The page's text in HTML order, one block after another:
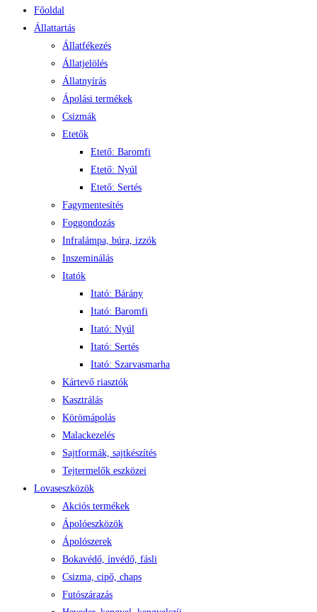
Főoldal
Állattartás
Állatfékezés
Állatjelölés
Állatnyírás
Ápolási termékek
Csizmák
Etetők
Etető: Baromfi
Etető: Nyúl
Etető: Sertés
Fagymentesítés
Foggondozás
Infralámpa, búra, izzók
Inszeminálás
Itatók
Itató: Bárány
Itató: Baromfi
Itató: Nyúl
Itató: Sertés
Itató: Szarvasmarha
Kártevő riasztók
Kasztrálás
Körömápolás
Malackezelés
Sajtformák, sajtkészítés
Tejtermelők eszközei
Lovaseszközök
Akciós termékek
Ápolóeszközök
Ápolószerek
Bokavédő, ínvédő, fásli
Csizma, cipő, chaps
Futószárazás